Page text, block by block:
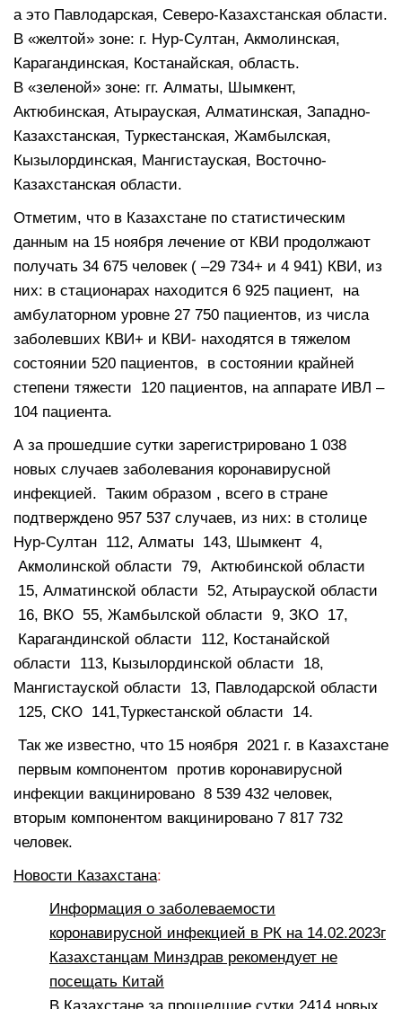
а это Павлодарская, Северо-Казахстанская области.
В «желтой» зоне: г. Нур-Султан, Акмолинская,
Карагандинская, Костанайская, область.
В «зеленой» зоне: гг. Алматы, Шымкент,
Актюбинская, Атырауская, Алматинская, Западно-
Казахстанская, Туркестанская, Жамбылская,
Кызылординская, Мангистауская, Восточно-
Казахстанская области.
Отметим, что в Казахстане по статистическим
данным на 15 ноября лечение от КВИ продолжают
получать 34 675 человек ( –29 734+ и 4 941) КВИ, из
них: в стационарах находится 6 925 пациент, на
амбулаторном уровне 27 750 пациентов, из числа
заболевших КВИ+ и КВИ- находятся в тяжелом
состоянии 520 пациентов, в состоянии крайней
степени тяжести 120 пациентов, на аппарате ИВЛ –
104 пациента.
А за прошедшие сутки зарегистрировано 1 038
новых случаев заболевания коронавирусной
инфекцией. Таким образом , всего в стране
подтверждено 957 537 случаев, из них: в столице
Нур-Султан 112, Алматы 143, Шымкент 4,
Акмолинской области 79, Актюбинской области
15, Алматинской области 52, Атырауской области
16, ВКО 55, Жамбылской области 9, ЗКО 17,
Карагандинской области 112, Костанайской
области 113, Кызылординской области 18,
Мангистауской области 13, Павлодарской области
125, СКО 141,Туркестанской области 14.
Так же известно, что 15 ноября 2021 г. в Казахстане
первым компонентом против коронавирусной
инфекции вакцинировано 8 539 432 человек,
вторым компонентом вакцинировано 7 817 732
человек.
Новости Казахстана:
Информация о заболеваемости
коронавирусной инфекцией в РК на 14.02.2023г
Казахстанцам Минздрав рекомендует не
посещать Китай
В Казахстане за прошедшие сутки 2414 новых